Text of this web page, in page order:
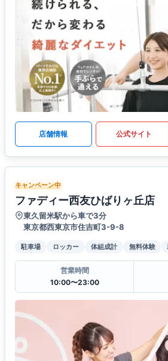
店舗情報 公式サイト
キャンペーン中
ファディー西友ひばりヶ丘店
東久留米駅から車で3分
東京都西東京市住吉町3-9-8
駐車場 ロッカー 体組成計 無料体験
営業時間
10:00〜23:00